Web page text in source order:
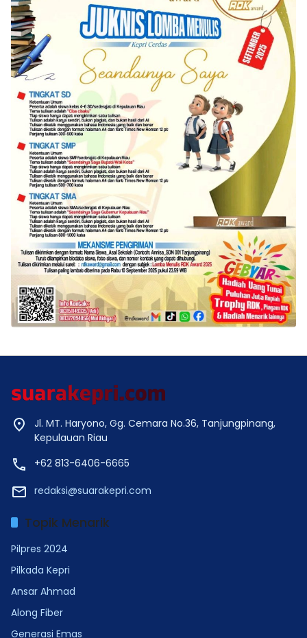
Jl. MT. Haryono, Gg. Cemara No.36, Tanjungpinang,
Kepulauan Riau
+62 813-6406-6665
redaksi@suarakepri.com
Topik Menarik
Pilpres 2024
Pilkada Kepri
Ansar Ahmad
Along Fiber
Generasi Emas